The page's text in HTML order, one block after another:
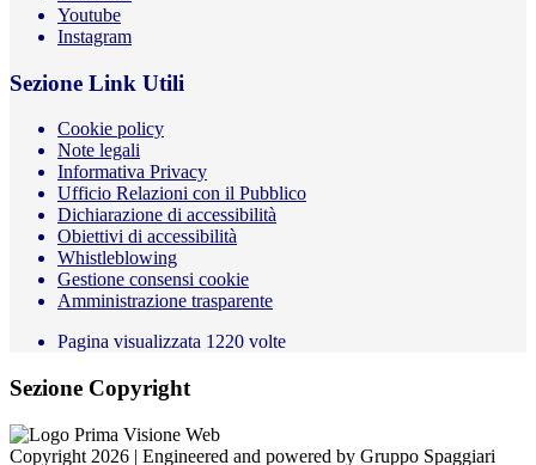
Youtube
Instagram
Sezione Link Utili
Cookie policy
Note legali
Informativa Privacy
Ufficio Relazioni con il Pubblico
Dichiarazione di accessibilità
Obiettivi di accessibilità
Whistleblowing
Gestione consensi cookie
Amministrazione trasparente
Pagina visualizzata 1220 volte
Sezione Copyright
Copyright 2026 | Engineered and powered by Gruppo Spaggiari